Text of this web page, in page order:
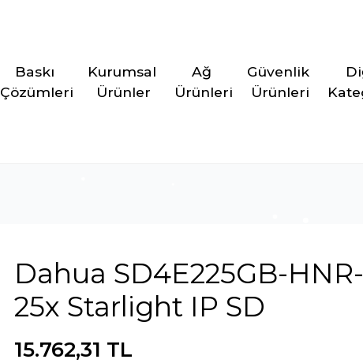
Baskı
Çözümleri
Kurumsal
Ürünler
Ağ
Ürünleri
Güvenlik
Ürünleri
Dahua SD4E225GB-
25x Starlight IP SD
15.762,31 TL